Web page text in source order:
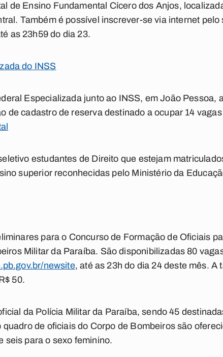
de Ensino Fundamental Cícero dos Anjos,
Também é possível inscrever-se via internet pelo
as 23h59 do dia 23.
do INSS
Especializada junto ao INSS, em João Pessoa,
de cadastro de reserva destinado a ocupar 14
estudantes de Direito que estejam
superior reconhecidas pelo Ministério da
para o Concurso de Formação de Oficiais
Militar da Paraíba. São disponibilizadas 80
newsite, até as 23h do dia 24 deste mês. A
50.
da Polícia Militar da Paraíba, sendo 45
de oficiais do Corpo de Bombeiros são
seis para o sexo feminino.